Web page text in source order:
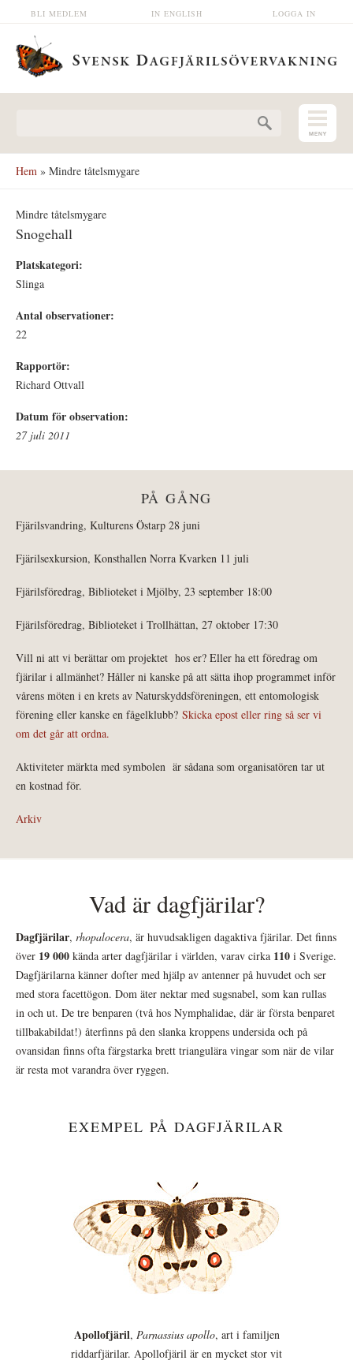
Hoppa till huvudinnehåll LOGGA IN
IN ENGLISH
BLI MEDLEM
Hem » Mindre tåtelsmygare
Mindre tåtelsmygare
Snogehall
Platskategori:
Slinga
Antal observationer:
22
Rapportör:
Richard Ottvall
Datum för observation:
27 juli 2011
PÅ GÅNG
Fjärilsvandring, Kulturens Östarp 28 juni
Fjärilsexkursion, Konsthallen Norra Kvarken 11 juli
Fjärilsföredrag, Biblioteket i Mjölby, 23 september 18:00
Fjärilsföredrag, Biblioteket i Trollhättan, 27 oktober 17:30
Vill ni att vi berättar om projektet hos er? Eller ha ett föredrag om
fjärilar i allmänhet? Håller ni kanske på att sätta ihop programmet inför
vårens möten i en krets av Naturskyddsföreningen, ett entomologisk
förening eller kanske en fågelklubb? Skicka epost eller ring så ser vi
om det går att ordna.
Aktiviteter märkta med symbolen är sådana som organisatören tar ut
en kostnad för.
Arkiv
Vad är dagfjärilar?
Dagfjärilar, rhopalocera, är huvudsakligen dagaktiva fjärilar. Det finns
över 19 000 kända arter dagfjärilar i världen, varav cirka 110 i Sverige.
Dagfjärilarna känner dofter med hjälp av antenner på huvudet och ser
med stora facettögon. Dom äter nektar med sugsnabel, som kan rullas
in och ut. De tre benparen (två hos Nymphalidae, där är första benparet
tillbakabildat!) återfinns på den slanka kroppens undersida och på
ovansidan finns ofta färgstarka brett triangulära vingar som när de vilar
är resta mot varandra över ryggen.
EXEMPEL PÅ DAGFJÄRILAR
Apollofjäril, Parnassius apollo, art i familjen
riddarfjärilar. Apollofjäril är en mycket stor vit